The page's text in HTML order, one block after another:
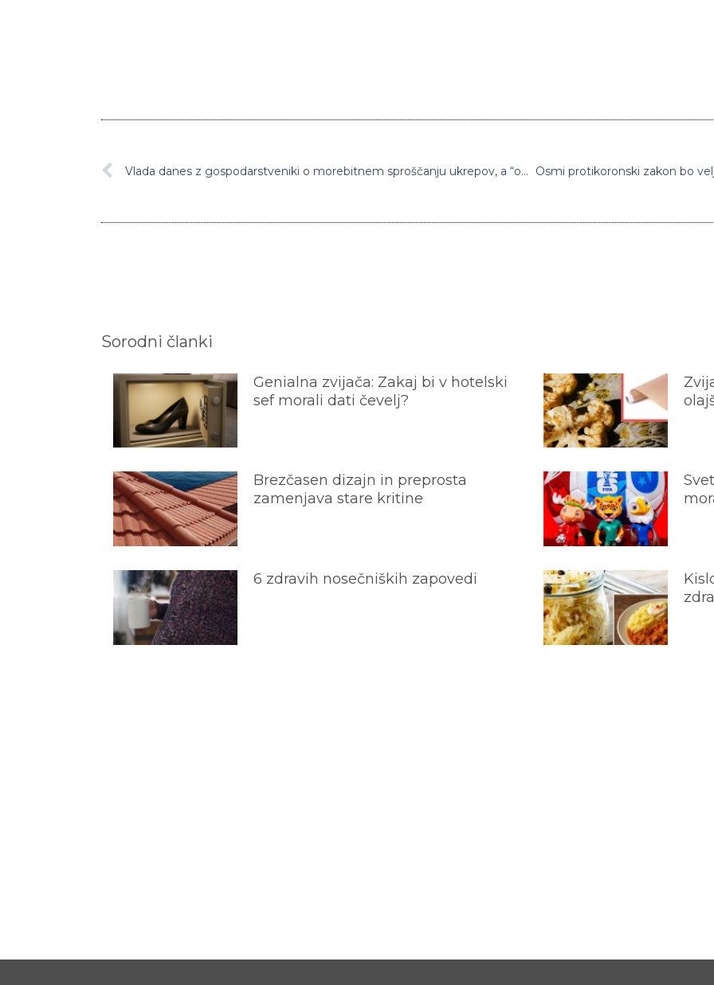
Vlada danes z gospodarstveniki o morebitnem sproščanju ukrepov, a “odpiranje vsevprek bi naredilo več škode kot koristi”
Sorodni članki
Genialna zvijača: Zakaj bi v hotelski
sef morali dati čevelj?
Brezčasen dizajn in preprosta
zamenjava stare kritine
6 zdravih nosečniških zapovedi